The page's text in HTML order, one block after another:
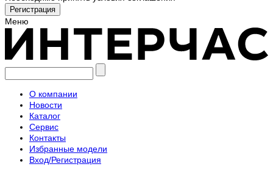
Меню
О компании
Новости
Каталог
Сервис
Контакты
Избранные модели
Вход/Регистрация